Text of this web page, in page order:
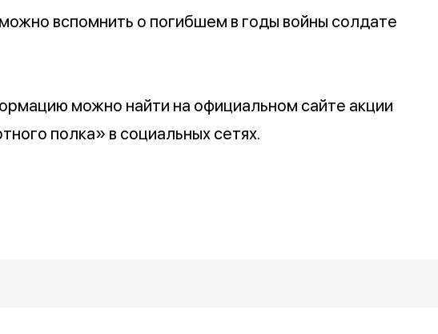
вспомнить о погибшем в годы войны солдате
можно найти на официальном сайте акции
полка» в социальных сетях.